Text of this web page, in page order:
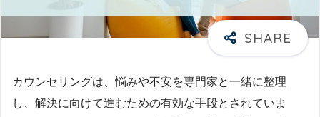
カウンセリングは、悩みや不安を専門家と一緒に整理
し、解決に向けて進むための有効な手段とされていま